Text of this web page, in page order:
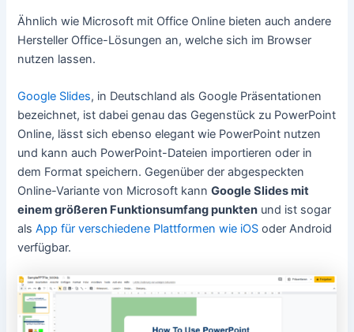
Ähnlich wie Microsoft mit Office Online bieten auch andere
Hersteller Office-Lösungen an, welche sich im Browser
nutzen lassen.
Google Slides, in Deutschland als Google Präsentationen
bezeichnet, ist dabei genau das Gegenstück zu PowerPoint
Online, lässt sich ebenso elegant wie PowerPoint nutzen
und kann auch PowerPoint-Dateien importieren oder in
dem Format speichern. Gegenüber der abgespeckten
Online-Variante von Microsoft kannGoogle Slides mit
einem größeren Funktionsumfang punkten und ist sogar
alsApp für verschiedene Plattformen wie iOS oder Android
verfügbar.